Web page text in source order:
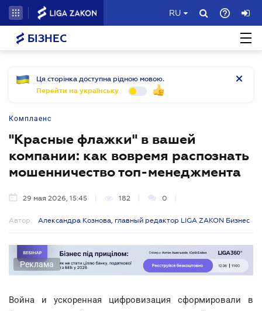
RU
БІЗНЕС
Ця сторінка доступна рідною мовою.
Перейти на українську
Комплаенс
"Красные флажки" в вашей
компании: как вовремя распознать
мошенничество топ-менеджмента
29 мая 2026, 15:45 182 0
Автор: Александра Кознова, главный редактор LIGA ZAKON Бизнес
Реклама
Война и ускоренная цифровизация сформировали в